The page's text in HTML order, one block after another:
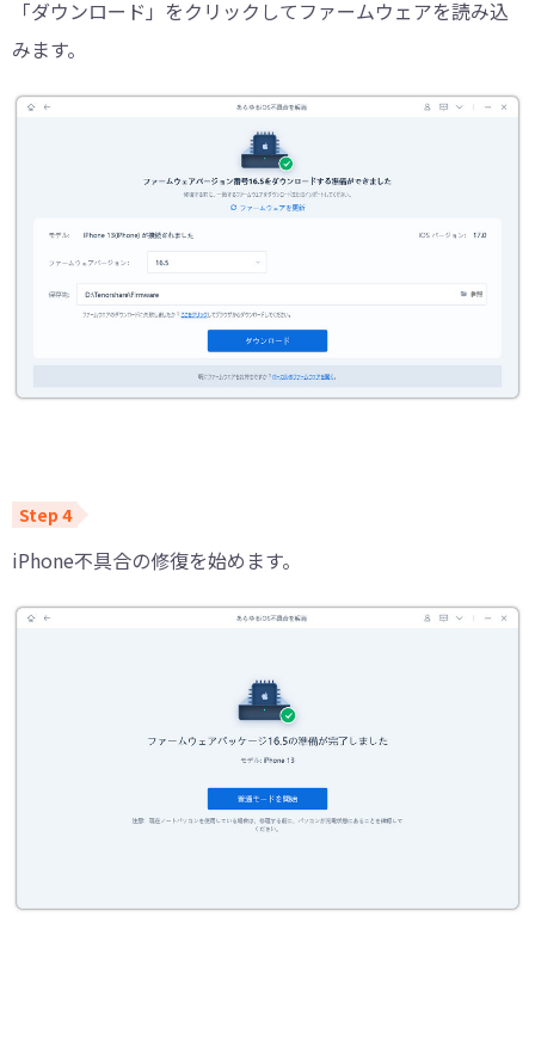
「ダウンロード」をクリックしてファームウェアを読み込
みます。
iPhone不具合の修復を始めます。